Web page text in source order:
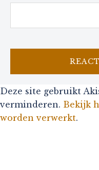
Deze site gebruikt
verminderen. Bekijk
worden verwerkt.